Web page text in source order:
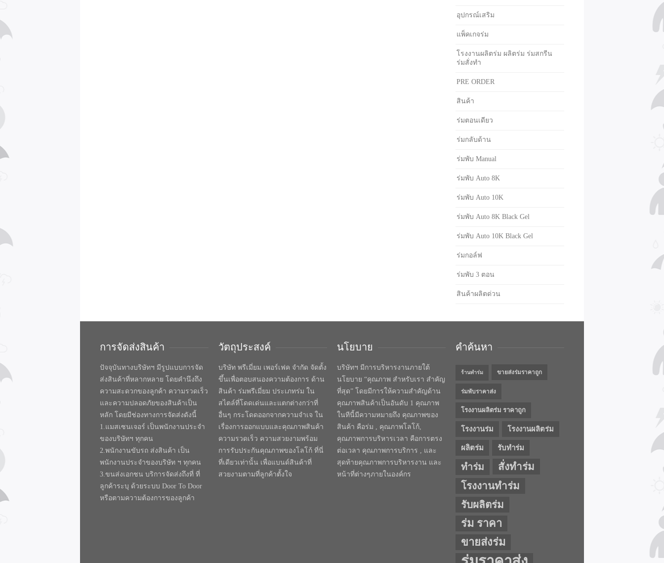
อุปกรณ์เสริม
แพ็คเกจร่ม
โรงงานผลิตร่ม ผลิตร่ม ร่มสกรีน
ร่มสั่งทำ
PRE ORDER
สินค้า
ร่มตอนเดียว
ร่มกลับด้าน
ร่มพับ Manual
ร่มพับ Auto 8K
ร่มพับ Auto 10K
ร่มพับ Auto 8K Black Gel
ร่มพับ Auto 10K Black Gel
ร่มกอล์ฟ
ร่มพับ 3 ตอน
สินค้าผลิตด่วน
การจัดส่งสินค้า
ปัจจุบันทางบริษัทฯ มีรูปแบบการจัด
ส่งสินค้าที่หลากหลาย โดยคำนึงถึง
ความสะดวกของลูกค้า ความรวดเร็ว
และความปลอดภัยของสินค้าเป็น
หลัก โดยมีช่องทางการจัดส่งดังนี้
1.แมสเซนเจอร์ เป็นพนักงานประจำ
ของบริษัทฯ ทุกคน
2.พนักงานขับรถ ส่งสินค้า เป็น
พนักงานประจำของบริษัท ฯ ทุกคน
3.ขนส่งเอกชน บริการจัดส่งถึงที่ ที่
ลูกค้าระบุ ด้วยระบบ Door To Door
หรือตามความต้องการของลูกค้า
วัตถุประสงค์
บริษัท พรีเมี่ยม เพอร์เฟค จำกัด จัดตั้ง
ขึ้นเพื่อตอบสนองความต้องการ ด้าน
สินค้า ร่มพรีเมี่ยม ประเภทร่ม ใน
สไตล์ที่โดดเด่นและแตกต่างกว่าที่
อื่นๆ กระโดดออกจากความจำเจ ใน
เรื่องการออกแบบและคุณภาพสินค้า
ความรวดเร็ว ความสวยงามพร้อม
การรับประกันคุณภาพของโลโก้ ที่นี่
ที่เดียวเท่านั้น เพื่อแบนด์สินค้าที่
สวยงามตามที่ลูกค้าตั้งใจ
นโยบาย
บริษัทฯ มีการบริหารงานภายใต้
นโยบาย “คุณภาพ สำหรับเรา สำคัญ
ที่สุด” โดยมีการให้ความสำคัญด้าน
คุณภาพสินค้าเป็นอันดับ 1 คุณภาพ
ในทีนี้มีความหมายถึง คุณภาพของ
สินค้า คือร่ม , คุณภาพโลโก้,
คุณภาพการบริหารเวลา คือการตรง
ต่อเวลา คุณภาพการบริการ , และ
สุดท้ายคุณภาพการบริหารงาน และ
หน้าที่ต่างๆภายในองค์กร
คำค้นหา
ร้านทำร่ม ขายส่งร่มราคาถูก
ร่มพับราคาส่ง
โรงงานผลิตร่ม ราคาถูก
โรงงานร่ม โรงงานผลิตร่ม
ผลิตร่ม รับทำร่ม
ทำร่ม
สั่งทำร่ม
โรงงานทำร่ม
รับผลิตร่ม
ร่ม ราคา
ขายส่งร่ม